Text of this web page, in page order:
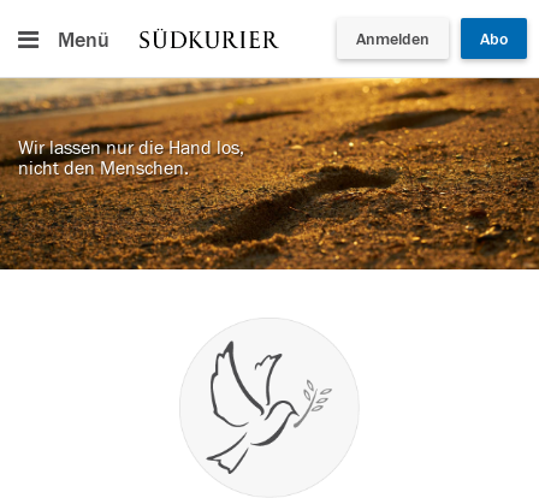
Menü Anmelden Abo
Wir lassen nur die Hand los,
nicht den Menschen.